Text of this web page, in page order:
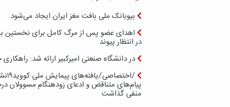
بیوبانک ملی بافت مغز ایران ایجاد می‌شود
اهدای عضو پس از مرگ کامل برای نخستین
در انتظار پیوند
در دانشگاه صنعتی امیرکبیر ارائه شد:
/
پیام‌های متناقض و ادعای زودهنگام مسوولان
منفی گذاشت